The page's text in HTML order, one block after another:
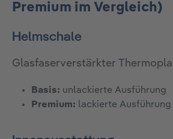
Premium im Vergleich)
Helmschale
Glasfaserverstärkter
Basis: unlackierte Ausführung
Premium: lackierte Ausführung